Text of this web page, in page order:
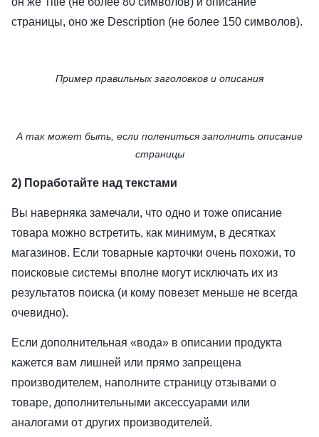
страницы, оно же Description (не более 150 символов).
Пример правильных заголовков и описания
А так может быть, если полениться заполнить описание
страницы
2) Поработайте над текстами
Вы наверняка замечали, что одно и тоже описание
товара можно встретить, как минимум, в десятках
магазинов. Если товарные карточки очень похожи, то
поисковые системы вполне могут исключать их из
результатов поиска (и кому повезет меньше не всегда
очевидно).
Если дополнительная «вода» в описании продукта
кажется вам лишней или прямо запрещена
производителем, наполните страницу отзывами о
товаре, дополнительными аксессуарами или
аналогами от других производителей.